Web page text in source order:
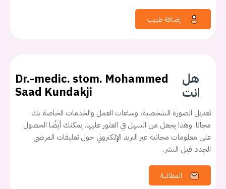
هل
انت
Dr.-medic. stom. Mohammed
Saad Kundakji
تعديل الصورة الشخصية، وساعات العمل والخدمات الخاصة بك
مجانا. وهذا يجعل من السهل في العثور عليها. يمكنك أيضًا الحصول
على معلومات مجانية عبر البريد الإلكتروني حول تعليقات المرضى
الجدد قبل النشر.
المطالبة